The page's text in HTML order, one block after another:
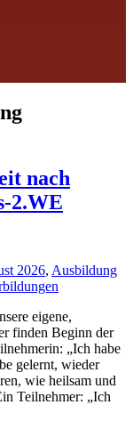
nach
2.WE
2026, Ausbildung
eigene,
finden Beginn der
„Ich habe
gelernt, wieder
wie heilsam und
Teilnehmer: „Ich